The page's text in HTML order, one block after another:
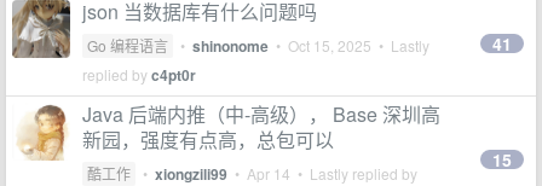
json 当数据库有什么问题吗
Go 编程语言 • shinonome • Oct 15, 2025 • Lastly
replied byc4pt0r
41
Java 后端内推（中-高级）， Base 深圳高
新园，强度有点高，总包可以
酷工作 • xiongzili99 • Apr 14 • Lastly replied by
15